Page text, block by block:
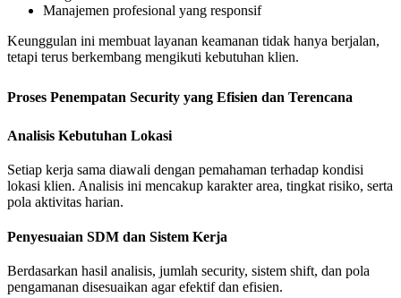
Manajemen profesional yang responsif
Keunggulan ini membuat layanan keamanan tidak hanya berjalan,
tetapi terus berkembang mengikuti kebutuhan klien.
Proses Penempatan Security yang Efisien dan Terencana
Analisis Kebutuhan Lokasi
Setiap kerja sama diawali dengan pemahaman terhadap kondisi
lokasi klien. Analisis ini mencakup karakter area, tingkat risiko, serta
pola aktivitas harian.
Penyesuaian SDM dan Sistem Kerja
Berdasarkan hasil analisis, jumlah security, sistem shift, dan pola
pengamanan disesuaikan agar efektif dan efisien.